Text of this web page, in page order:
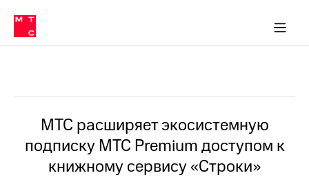
Медиа-центр
и акционерам
Устойчивое развитие
Комплаенс и деловая этика
компании
Карьера
История
компании
Руководство
в МТС
Пресс-
релизы
МТС
о технологиях
МТС расширяет экосистемную
подписку МТС Premium доступом к
книжному сервису «Строки»